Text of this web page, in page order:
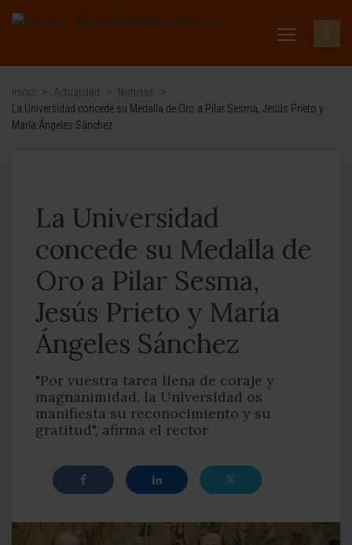
Inicio > Actualidad > Noticias
>
La Universidad concede su Medalla de Oro a Pilar Sesma, Jesús Prieto y
María Ángeles Sánchez
La Universidad
concede su Medalla de
Oro a Pilar Sesma,
Jesús Prieto y María
Ángeles Sánchez
"Por vuestra tarea llena de coraje y
magnanimidad, la Universidad os
manifiesta su reconocimiento y su
gratitud", afirma el rector